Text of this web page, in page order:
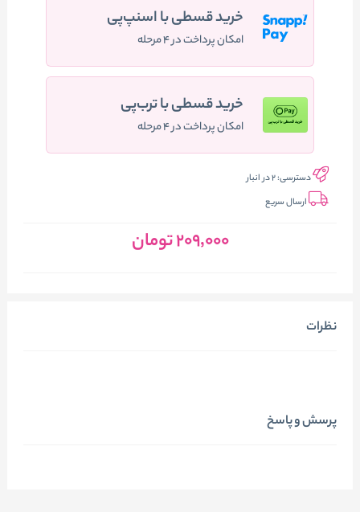
خرید قسطی با اسنپ‌پی
امکان پرداخت در ۴ مرحله
خرید قسطی با ترب‌پی
امکان پرداخت در ۴ مرحله
دسترسی:2 در انبار
ارسال سریع
209٬000تومان
نظرات
پرسش و پاسخ